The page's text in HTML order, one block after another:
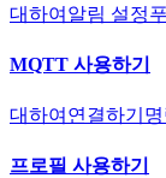
대하여 알림 설정
MQTT 사용하기
대하여 연결하기
프로필 사용하기